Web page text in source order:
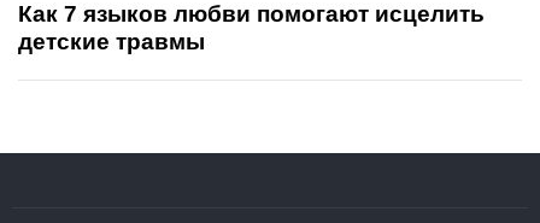
Как 7 языков любви помогают исцелить
детские травмы